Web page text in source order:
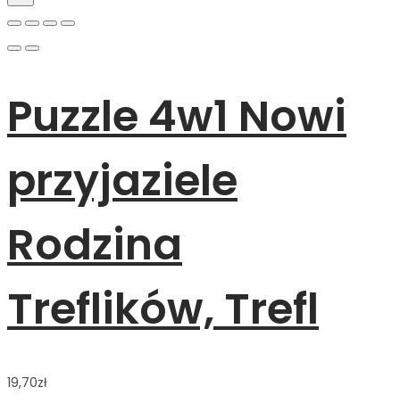
Puzzle 4w1 Nowi
przyjaziele
Rodzina
Treflików, Trefl
19,70zł